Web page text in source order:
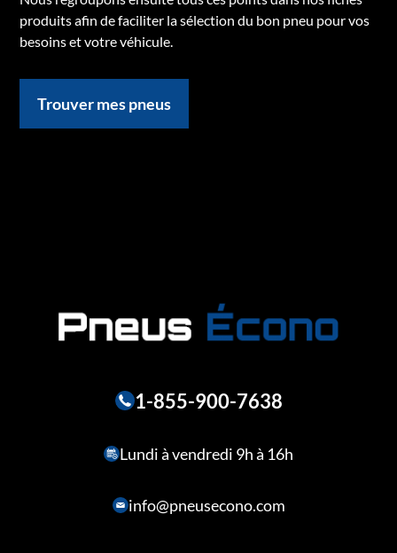
produits afin de faciliter la sélection du bon pneu pour vos
besoins et votre véhicule.
Trouver mes pneus
1-855-900-7638
Lundi à vendredi 9h à 16h
info@pneusecono.com